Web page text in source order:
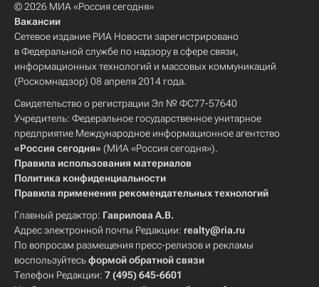
© 2026 МИА «Россия сегодня»
Вакансии
Сетевое издание РИА Новости зарегистрировано
в Федеральной службе по надзору в сфере связи,
информационных технологий и массовых коммуникаций
(Роскомнадзор) 08 апреля 2014 года.
Свидетельство о регистрации Эл № ФС77-57640
Учредитель: Федеральное государственное унитарное
предприятие Международное информационное агентство
«Россия сегодня» (МИА «Россия сегодня»).
Правила использования материалов
Политика конфиденциальности
Правила применения рекомендательных технологий
Главный редактор: Гаврилова А.В.
Адрес электронной почты Редакции: realty@ria.ru
По вопросам размещения пресс-релизов и рекламы
воспользуйтесьформой обратной связи
Телефон Редакции: 7 (495) 645-6601